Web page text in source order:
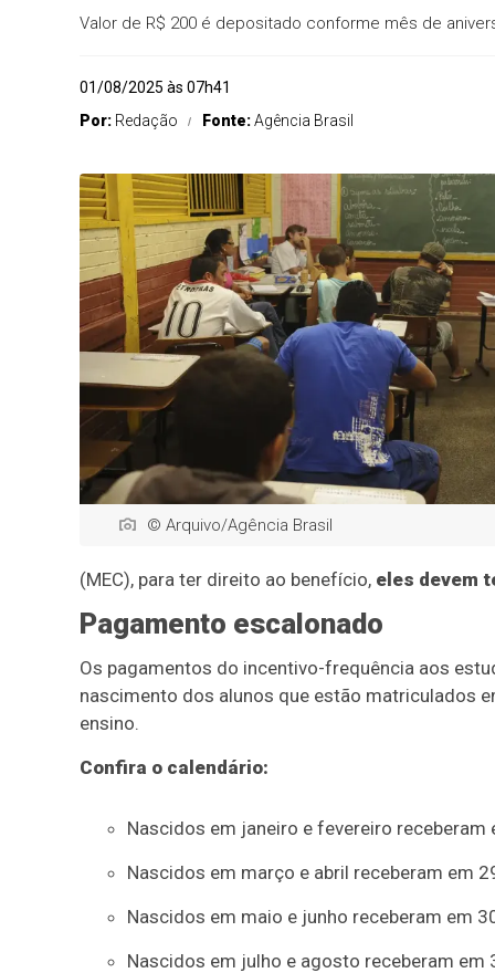
Valor de R$ 200 é depositado conforme mês de
01/08/2025 às 07h41
Por: Redação Fonte:Agência Brasil
© Arquivo/Agência Brasil
(MEC), para ter direito ao benefício, eles devem
Pagamento escalonado
Os pagamentos do incentivo-frequência aos
nascimento dos alunos que estão matriculados
ensino.
Confira o calendário:
Nascidos em janeiro e fevereiro receberam
Nascidos em março e abril receberam em
Nascidos em maio e junho receberam em
Nascidos em julho e agosto receberam em